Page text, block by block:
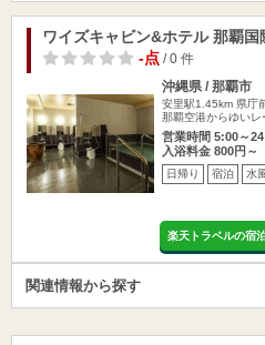
ワイズキャビン&ホテル 那覇国
-点/ 0 件
沖縄県 / 那覇市
安里駅1.45km 県庁
那覇空港からゆい
営業時間 5:00～
入浴料金 800円～
日帰り 宿泊 水
楽天トラベルの宿
関連情報から探す